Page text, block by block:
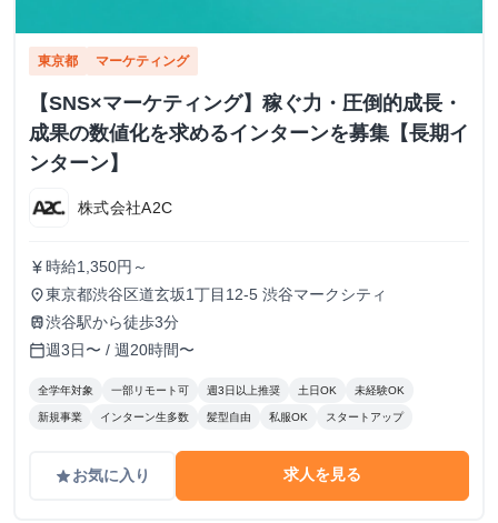
東京都 マーケティング
【SNS×マーケティング】稼ぐ力・圧倒的成長・
成果の数値化を求めるインターンを募集【長期イ
ンターン】
株式会社A2C
currency_yen 時給1,350円～
place東京都渋谷区道玄坂1丁目12-5 渋谷マークシティ
train渋谷駅から徒歩3分
calendar_today週3日〜 / 週20時間〜
全学年対象 一部リモート可 週3日以上推奨 土日OK 未経験OK
新規事業 インターン生多数 髪型自由 私服OK スタートアップ
gradeお気に入り 求人を見る